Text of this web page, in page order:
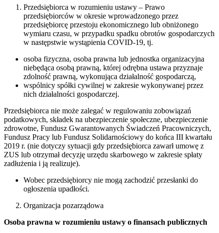
Przedsiębiorca w rozumieniu ustawy – Prawo
przedsiębiorców w okresie wprowadzonego przez
przedsiębiorcę przestoju ekonomicznego lub obniżonego
wymiaru czasu, w przypadku spadku obrotów gospodarczych
w następstwie wystąpienia COVID-19, tj.
osoba fizyczna, osoba prawna lub jednostka organizacyjna
niebędąca osobą prawną, której odrębna ustawa przyznaje
zdolność prawną, wykonująca działalność gospodarczą,
wspólnicy spółki cywilnej w zakresie wykonywanej przez
nich działalności gospodarczej.
Przedsiębiorca nie może zalegać w regulowaniu zobowiązań
podatkowych, składek na ubezpieczenie społeczne, ubezpieczenie
zdrowotne, Fundusz Gwarantowanych Świadczeń Pracowniczych,
Fundusz Pracy lub Fundusz Solidarnościowy do końca III kwartału
2019 r. (nie dotyczy sytuacji gdy przedsiębiorca zawarł umowę z
ZUS lub otrzymał decyzję urzędu skarbowego w zakresie spłaty
zadłużenia i ją realizuje).
Wobec przedsiębiorcy nie mogą zachodzić przesłanki do
ogłoszenia upadłości.
Organizacja pozarządowa
Osoba prawna w rozumieniu ustawy o finansach publicznych